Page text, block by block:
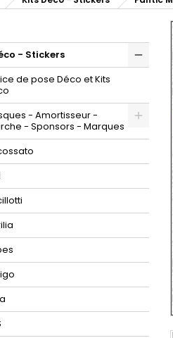
- Stickers
de pose Déco et Kits
- Amortisseur -
- Sponsors - Marques